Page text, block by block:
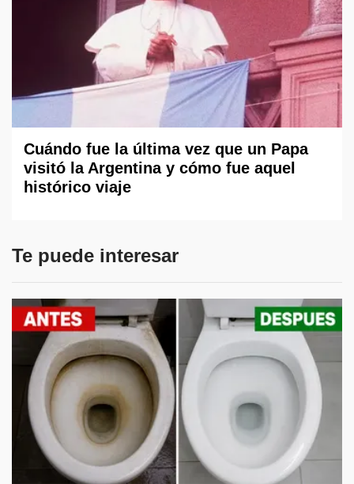
Cuándo fue la última vez que un Papa
visitó la Argentina y cómo fue aquel
histórico viaje
Te puede interesar